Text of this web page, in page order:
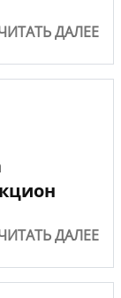
ДАЛЕЕ
ДАЛЕЕ